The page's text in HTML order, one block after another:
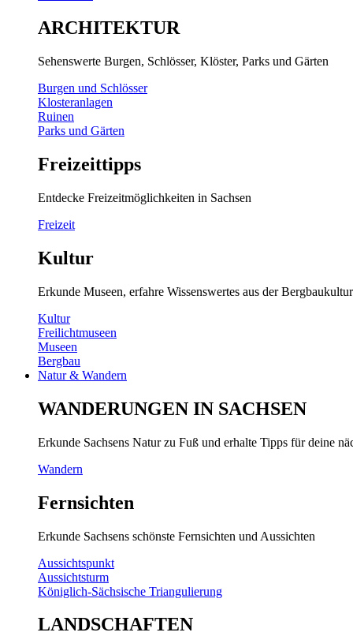
ARCHITEKTUR
Sehenswerte Burgen, Schlösser, Klöster, Parks und Gärten
Burgen und Schlösser
Klosteranlagen
Ruinen
Parks und Gärten
Freizeittipps
Entdecke Freizeitmöglichkeiten in Sachsen
Freizeit
Kultur
Erkunde Museen, erfahre Wissenswertes aus der
Kultur
Freilichtmuseen
Museen
Bergbau
Natur & Wandern
WANDERUNGEN IN SACHSEN
Erkunde Sachsens Natur zu Fuß und erhalte Tipps für deine
Wandern
Fernsichten
Erkunde Sachsens schönste Fernsichten und Aussichten
Aussichtspunkt
Aussichtsturm
Königlich-Sächsische Triangulierung
LANDSCHAFTEN